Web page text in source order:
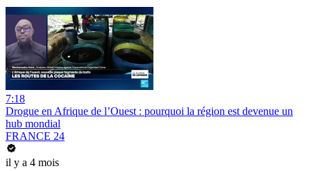
7:18
Drogue en Afrique de l’Ouest : pourquoi la région est devenue un
hub mondial
FRANCE 24
il y a 4 mois